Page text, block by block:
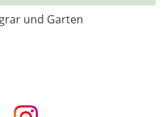
und Garten